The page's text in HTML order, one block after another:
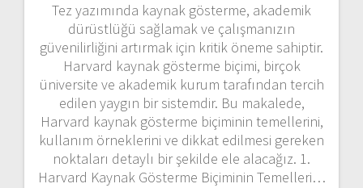
Tez yazımında kaynak gösterme, akademik
dürüstlüğü sağlamak ve çalışmanızın
güvenilirliğini artırmak için kritik öneme sahiptir.
Harvard kaynak gösterme biçimi, birçok
üniversite ve akademik kurum tarafından tercih
edilen yaygın bir sistemdir. Bu makalede,
Harvard kaynak gösterme biçiminin temellerini,
kullanım örneklerini ve dikkat edilmesi gereken
noktaları detaylı bir şekilde ele alacağız. 1.
Harvard Kaynak Gösterme Biçiminin Temelleri…